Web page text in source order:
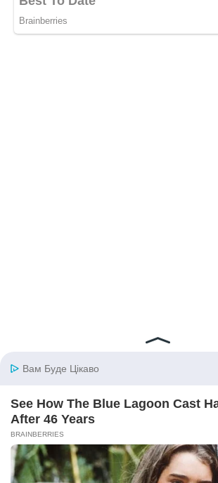
© 2026 iBilingua
Політика конфіденційності та умови